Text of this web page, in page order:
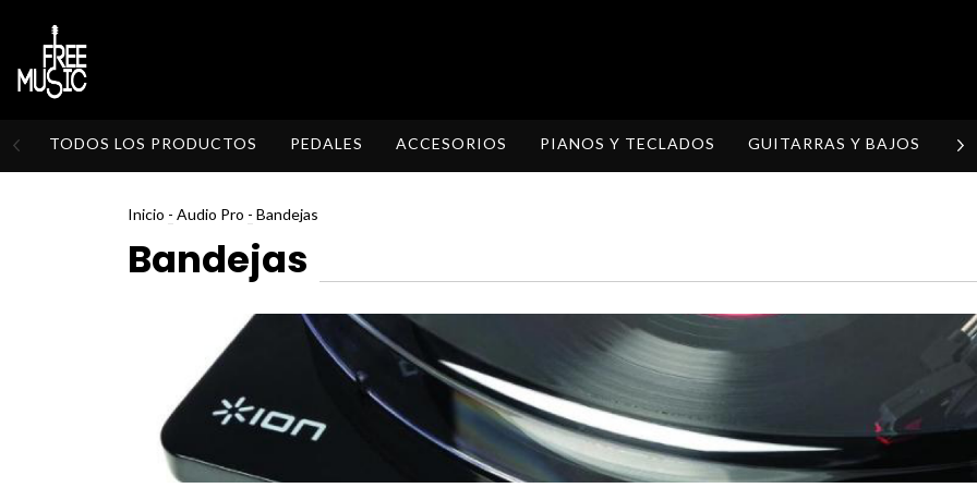
TODOS LOS PRODUCTOS PEDALES ACCESORIOS PIANOS Y TECLADOS GUITARRAS Y BAJOS
Inicio - Audio Pro - Bandejas
Bandejas